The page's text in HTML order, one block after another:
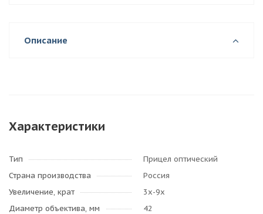
Описание
Характеристики
Тип
Прицел оптический
Страна производства
Россия
Увеличение, крат
3х-9х
Диаметр объектива, мм
42